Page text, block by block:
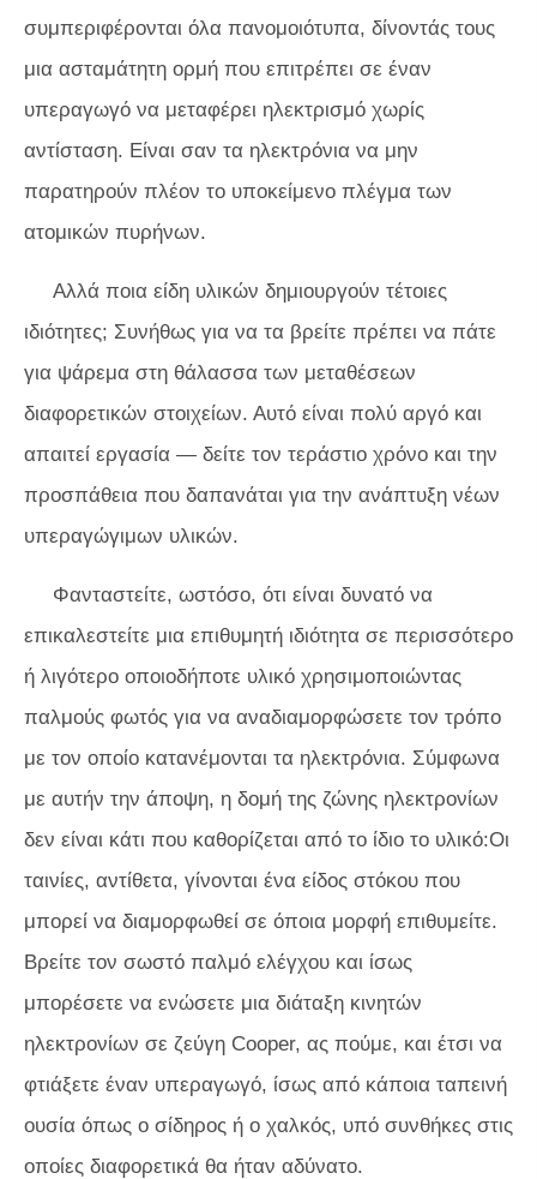
συμπεριφέρονται όλα πανομοιότυπα, δίνοντάς τους
μια ασταμάτητη ορμή που επιτρέπει σε έναν
υπεραγωγό να μεταφέρει ηλεκτρισμό χωρίς
αντίσταση. Είναι σαν τα ηλεκτρόνια να μην
παρατηρούν πλέον το υποκείμενο πλέγμα των
ατομικών πυρήνων.
Αλλά ποια είδη υλικών δημιουργούν τέτοιες
ιδιότητες; Συνήθως για να τα βρείτε πρέπει να πάτε
για ψάρεμα στη θάλασσα των μεταθέσεων
διαφορετικών στοιχείων. Αυτό είναι πολύ αργό και
απαιτεί εργασία — δείτε τον τεράστιο χρόνο και την
προσπάθεια που δαπανάται για την ανάπτυξη νέων
υπεραγώγιμων υλικών.
Φανταστείτε, ωστόσο, ότι είναι δυνατό να
επικαλεστείτε μια επιθυμητή ιδιότητα σε περισσότερο
ή λιγότερο οποιοδήποτε υλικό χρησιμοποιώντας
παλμούς φωτός για να αναδιαμορφώσετε τον τρόπο
με τον οποίο κατανέμονται τα ηλεκτρόνια. Σύμφωνα
με αυτήν την άποψη, η δομή της ζώνης ηλεκτρονίων
δεν είναι κάτι που καθορίζεται από το ίδιο το υλικό:Οι
ταινίες, αντίθετα, γίνονται ένα είδος στόκου που
μπορεί να διαμορφωθεί σε όποια μορφή επιθυμείτε.
Βρείτε τον σωστό παλμό ελέγχου και ίσως
μπορέσετε να ενώσετε μια διάταξη κινητών
ηλεκτρονίων σε ζεύγη Cooper, ας πούμε, και έτσι να
φτιάξετε έναν υπεραγωγό, ίσως από κάποια ταπεινή
ουσία όπως ο σίδηρος ή ο χαλκός, υπό συνθήκες στις
οποίες διαφορετικά θα ήταν αδύνατο.